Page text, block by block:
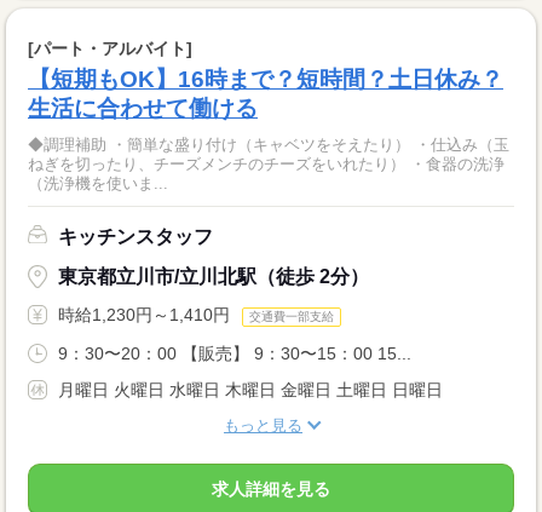
[パート・アルバイト]
【短期もOK】16時まで？短時間？土日休み？
生活に合わせて働ける
◆調理補助 ・簡単な盛り付け（キャベツをそえたり） ・仕込み（玉
ねぎを切ったり、チーズメンチのチーズをいれたり） ・食器の洗浄
（洗浄機を使いま...
キッチンスタッフ
東京都立川市/立川北駅（徒歩 2分）
時給1,230円～1,410円 交通費一部支給
9：30〜20：00 【販売】 9：30〜15：00 15...
月曜日 火曜日 水曜日 木曜日 金曜日 土曜日 日曜日
もっと見る
求人詳細を見る